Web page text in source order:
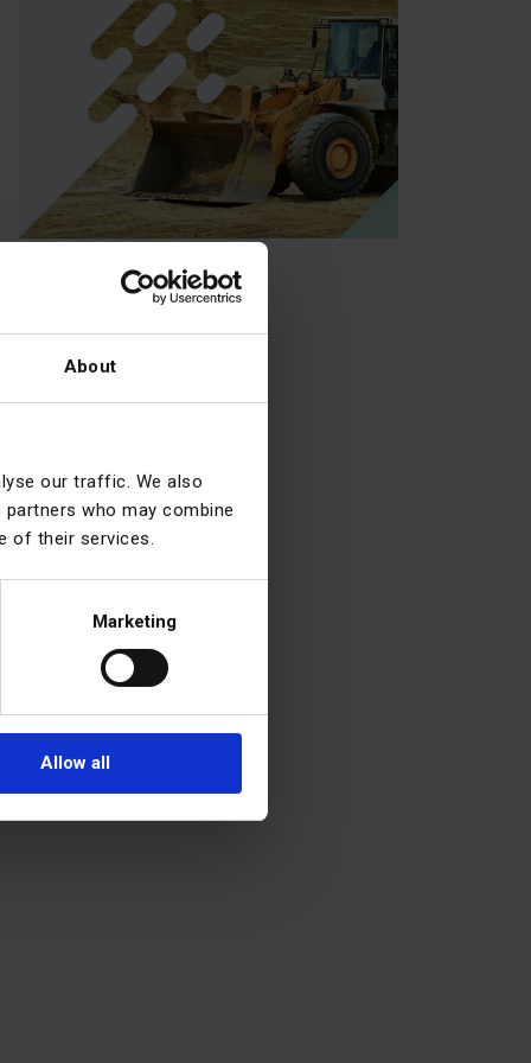
About
our traffic. We also
who may combine
of their services.
Marketing
Allow all